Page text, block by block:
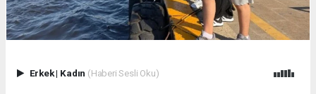
Erkek| Kadın (Haberi Sesli Oku)